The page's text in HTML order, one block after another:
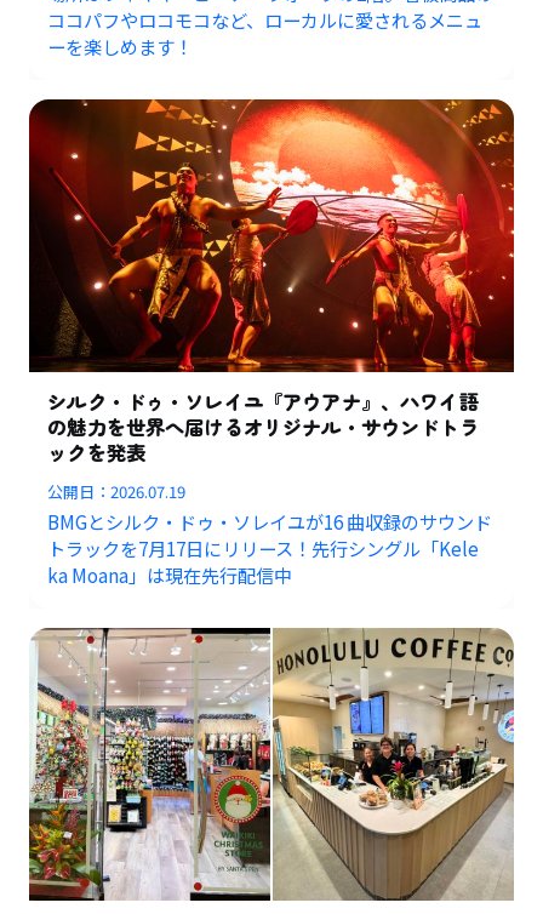
ココパフやロコモコなど、ローカルに愛されるメニュ
ーを楽しめます！
シルク・ドゥ・ソレイユ『アウアナ』、ハワイ語
の魅力を世界へ届けるオリジナル・サウンドトラ
ックを発表
公開日：2026.07.19
BMGとシルク・ドゥ・ソレイユが16 曲収録のサウンド
トラックを7月17日にリリース！先行シングル「Kele
ka Moana」は現在先行配信中